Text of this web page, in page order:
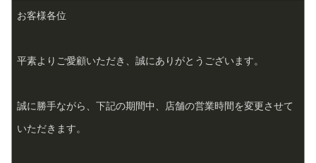
お客様各位
平素よりご愛顧いただき、誠にありがとうございます。
誠に勝手ながら、下記の期間中、店舗の営業時間を変更させて
いただきます。